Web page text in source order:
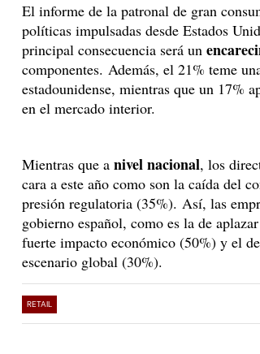
El informe de la patronal de gran
políticas impulsadas desde Estados
principal consecuencia será un
componentes. Además, el 21% teme
estadounidense, mientras que un 17%
en el mercado interior.
Mientras que a nivel nacional, los
cara a este año como son la caída del
presión regulatoria (35%). Así, las
gobierno español, como es la de
fuerte impacto económico (50%) y el
escenario global (30%).
RETAIL